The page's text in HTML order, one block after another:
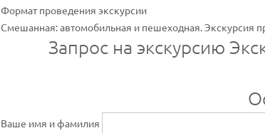
Формат проведения экскурсии
Смешанная: автомобильная и пешеходная. Экскурсия
Запрос на экскурсию
Ваше имя и фамилия